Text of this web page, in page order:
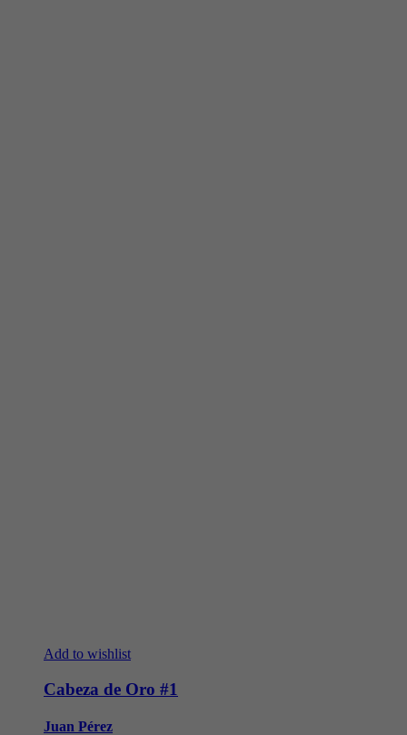
Add to wishlist
Cabeza de Oro #1
Juan Pérez